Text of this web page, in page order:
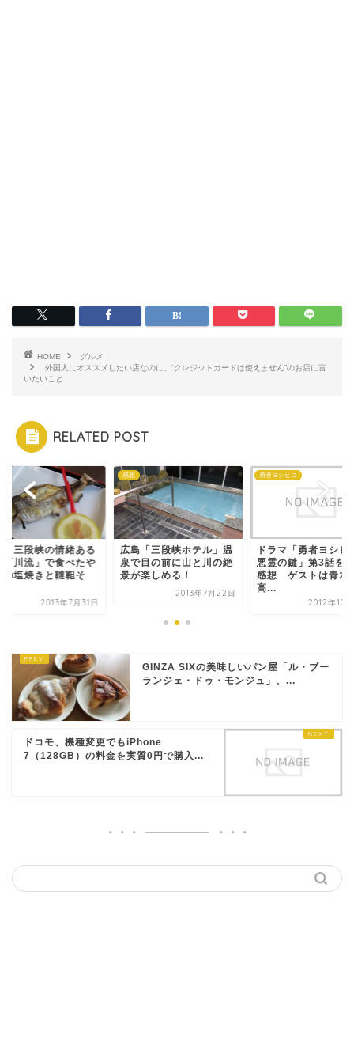
HOME
グルメ
外国人にオススメしたい店なのに、“クレジットカードは使えません”のお店に言
いたいこと
RELATED POST
・三段峡の情緒ある
「川流」で食べたや
の塩焼きと韃靼そ
2013年7月31日
感想
広島「三段峡ホテル」温
泉で目の前に山と川の絶
景が楽しめる！
2013年7月22日
勇者ヨシヒコ
ドラマ「勇者ヨシヒ
悪霊の鍵」第3話を
感想 ゲストは青木
高...
2012年10
GINZA SIXの美味しいパン屋「ル・ブー
ランジェ・ドゥ・モンジュ」、...
ドコモ、機種変更でもiPhone
7（128GB）の料金を実質0円で購入...